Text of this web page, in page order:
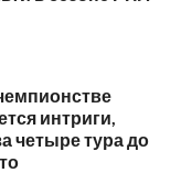
интриги,
четыре тура до